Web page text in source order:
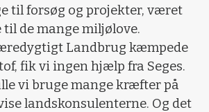
til forsøg og projekter, været
til de mange miljølove.
Landbrug kæmpede
fik vi ingen hjælp fra Seges.
vi bruge mange kræfter på
landskonsulenterne. Og det